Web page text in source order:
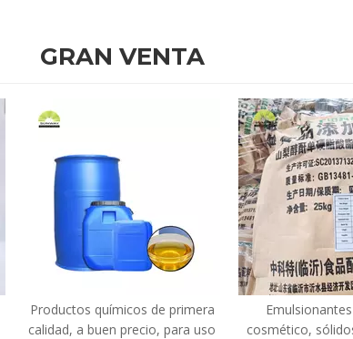
GRAN VENTA
Productos químicos de primera
calidad, a buen precio, para uso
cosmético,